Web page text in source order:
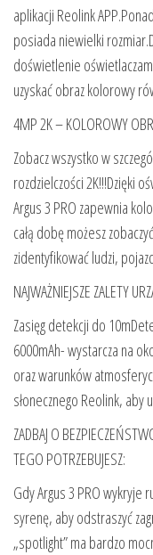
aplikacji Reolink
posiada niewielki
doświetlenie
uzyskać obraz kolorowy
4MP 2K – KOLOROWY
Zobacz wszystko w
rozdzielczości 2K!!!Dzięki
Argus 3 PRO zapewnia
całą dobę możesz
zidentyfikować ludzi,
NAJWAŻNIEJSZE ZALETY
Zasięg detekcji do
6000mAh- wystarcza na
oraz warunków
słonecznego Reolink, aby
ZADBAJ O
TEGO POTRZEBUJESZ:
Gdy Argus 3 PRO wykryje
syrenę, aby odstraszyć
„spotlight” ma bardzo